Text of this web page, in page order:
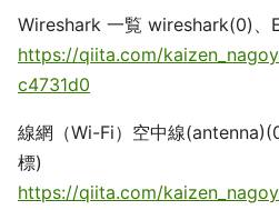
Wireshark 一覧 wireshark(0)、
https://qiita.com/
c4731d0
線網（Wi-Fi）空中線
標)
https://qiita.com/